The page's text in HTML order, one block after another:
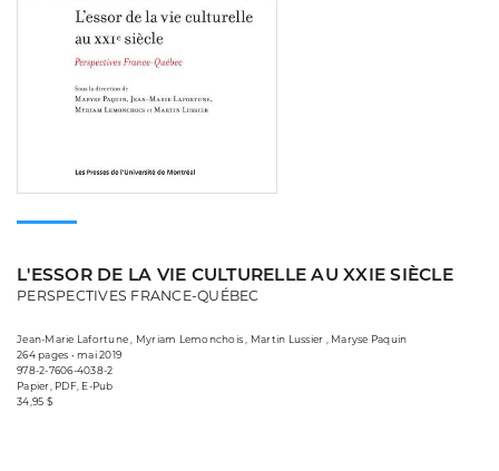
L'ESSOR DE LA VIE CULTURELLE AU XXIE SIÈCLE
PERSPECTIVES FRANCE-QUÉBEC
Jean-Marie Lafortune , Myriam Lemonchois , Martin Lussier , Maryse Paquin
264 pages • mai 2019
978-2-7606-4038-2
Papier, PDF, E-Pub
34,95 $